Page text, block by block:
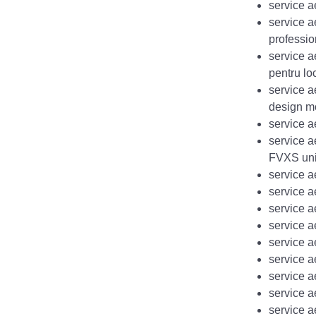
service
service
service
pentru
service
design
service
service
FVXS
service
service
service
service
service
service
service
service
service